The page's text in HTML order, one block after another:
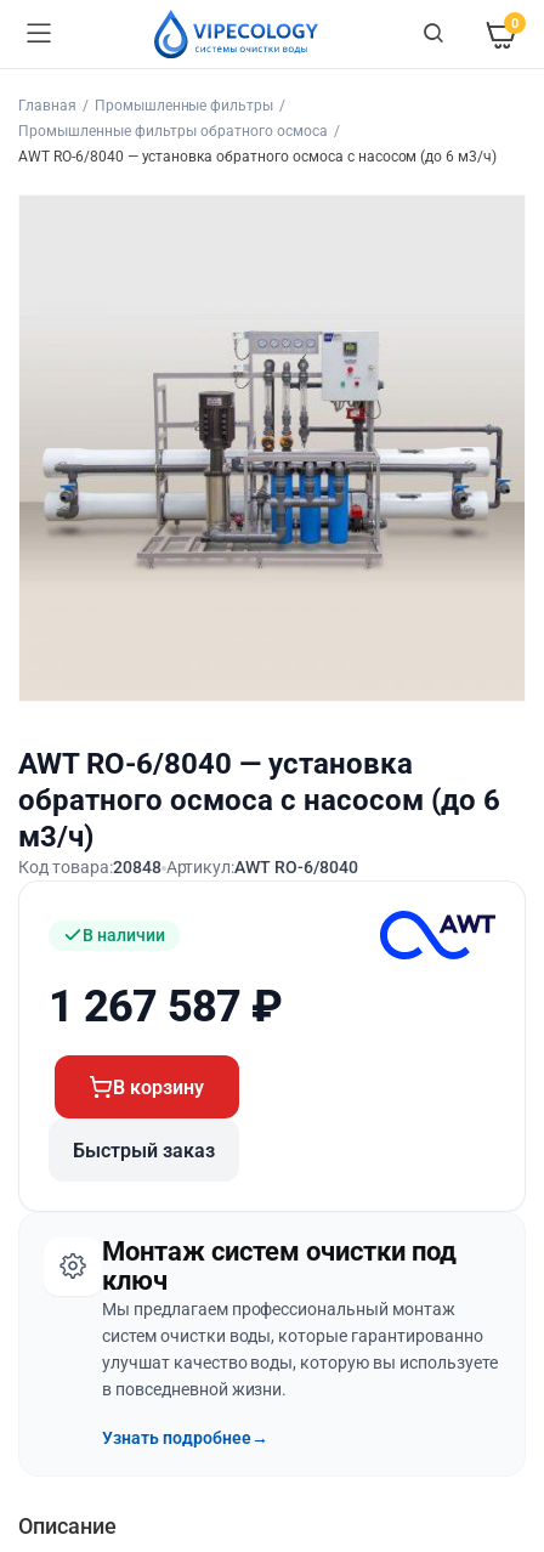
0
Главная
Промышленные фильтры
Промышленные фильтры обратного осмоса
AWT RO-6/8040 — установка обратного осмоса с насосом (до 6 м3/ч)
AWT RO-6/8040 — установка
обратного осмоса с насосом (до 6
м3/ч)
Код товара:20848 Артикул:AWT RO-6/8040
В наличии
1 267 587 ₽
В корзину
Быстрый заказ
Монтаж систем очистки под
ключ
Мы предлагаем профессиональный монтаж
систем очистки воды, которые гарантированно
улучшат качество воды, которую вы используете
в повседневной жизни.
Узнать подробнее→
Описание